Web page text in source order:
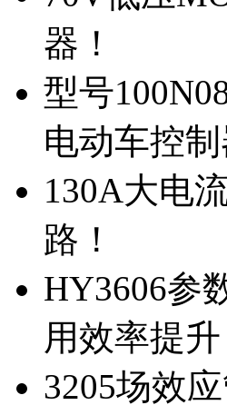
器！
型号
电动车控制
130A大电
路！
HY3606参
用效率提升
3205场效